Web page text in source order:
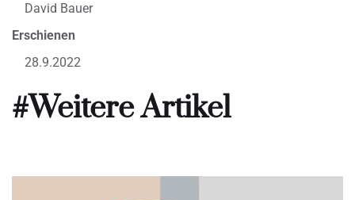
David Bauer
Erschienen
28.9.2022
#Weitere Artikel